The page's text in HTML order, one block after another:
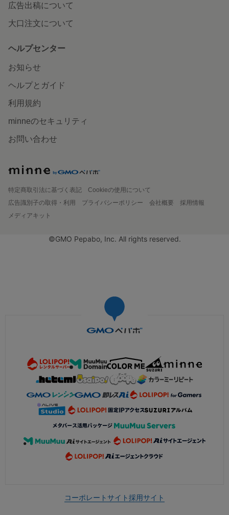
広告出稿について
大口注文について
ヘルプセンター
お知らせ
ヘルプとガイド
利用規約
minneのセキュリティ
お問い合わせ
特定商取引法に基づく表記
Cookieの使用について
広告識別子の取得・利用
プライバシーポリシー 会社概要
採用情報
メディアキット
©GMO Pepabo, Inc. All rights reserved.
コーポレートサイト採用サイト